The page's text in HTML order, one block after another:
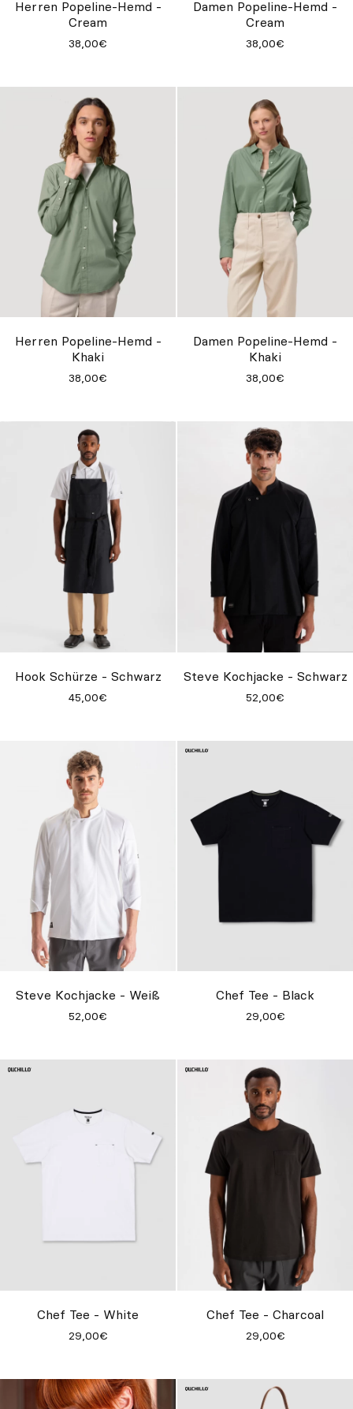
Herren Popeline-Hemd -
Cream
38,00€
Damen Popeline-Hemd -
Cream
38,00€
Herren Popeline-Hemd -
Khaki
38,00€
Damen Popeline-Hemd -
Khaki
38,00€
Hook Schürze - Schwarz
45,00€
Steve Kochjacke - Schwarz
52,00€
Steve Kochjacke - Weiß
52,00€
Chef Tee - Black
29,00€
Chef Tee - White
29,00€
Chef Tee - Charcoal
29,00€